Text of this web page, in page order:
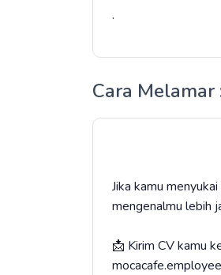
.
Cara Melamar
Jika kamu
mengenalmu lebih
📩 Kirim CV kamu